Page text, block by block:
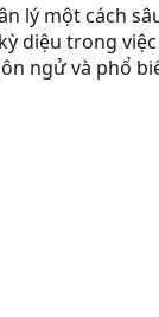
lý một cách
diệu trong
ngử và phổ